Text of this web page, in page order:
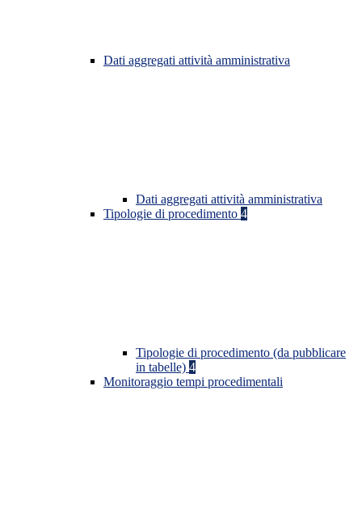
Dati aggregati attività amministrativa
Dati aggregati attività amministrativa
Tipologie di procedimento 4
Tipologie di procedimento (da pubblicare
in tabelle) 4
Monitoraggio tempi procedimentali